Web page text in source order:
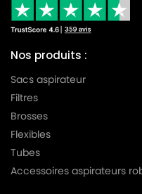
Nos produits :
Sacs aspirateur
Filtres
Brosses
Flexibles
Tubes
Accessoires aspirateurs